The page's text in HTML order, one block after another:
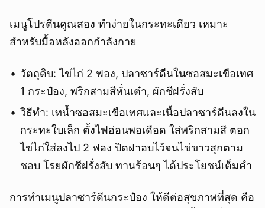
เมนูโปรตีนคูณสอง ทำง่ายในกระทะเดียว เหมาะ
สำหรับมื้อหลังออกกำลังกาย
วัตถุดิบ: ไข่ไก่ 2 ฟอง, ปลาซาร์ดีนในซอสมะเขือเทศ
1 กระป๋อง, พริกสามสีหั่นเต๋า, ผักชีฝรั่งสับ
วิธีทำ: เทน้ำซอสมะเขือเทศและเนื้อปลาซาร์ดีนลงใน
กระทะใบเล็ก ตั้งไฟอ่อนพอเดือด ใส่พริกสามสี ตอก
ไข่ไก่ใส่ลงไป 2 ฟอง ปิดฝาอบไว้จนไข่ขาวสุกตาม
ชอบ โรยผักชีฝรั่งสับ ทานร้อนๆ ได้ประโยชน์เต็มคำ
การทำเมนูปลาซาร์ดีนกระป๋อง ให้ดีต่อสุขภาพที่สุด คือ